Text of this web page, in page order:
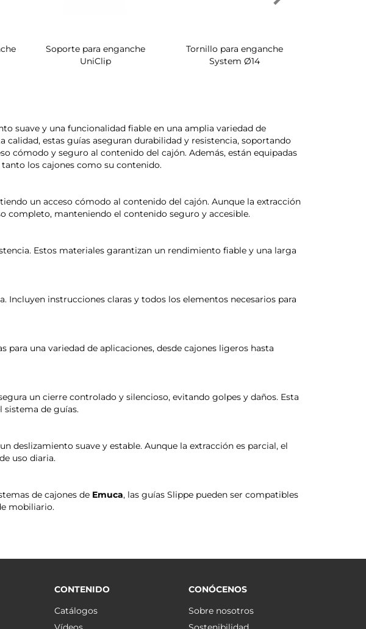
Soporte para enganche
UniClip
Tornillo para enganche
System Ø14
suave y una funcionalidad fiable en una amplia variedad de
calidad, estas guías aseguran durabilidad y resistencia, soportando
cómodo y seguro al contenido del cajón. Además, están equipadas
los cajones como su contenido.
un acceso cómodo al contenido del cajón. Aunque la extracción
completo, manteniendo el contenido seguro y accesible.
Estos materiales garantizan un rendimiento fiable y una larga
Incluyen instrucciones claras y todos los elementos necesarios para
para una variedad de aplicaciones, desde cajones ligeros hasta
un cierre controlado y silencioso, evitando golpes y daños. Esta
de guías.
deslizamiento suave y estable. Aunque la extracción es parcial, el
uso diaria.
de cajones de Emuca, las guías Slippe pueden ser compatibles
mobiliario.
CONTENIDO
Catálogos
CONÓCENOS
Sobre nosotros